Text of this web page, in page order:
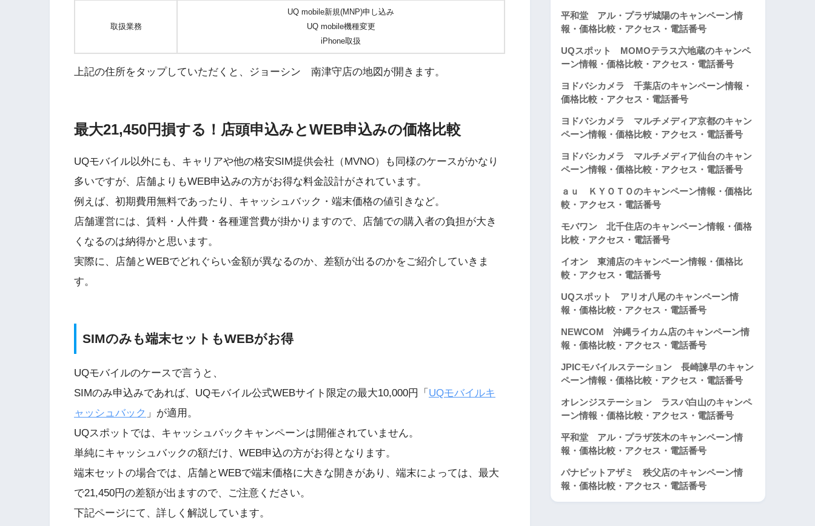
取扱業務
UQ mobile新規(MNP)申し込み
UQ mobile機種変更
iPhone取扱
上記の住所をタップしていただくと、ジョーシン 南津守店の地図が開きます。
最大21,450円損する！店頭申込みとWEB申込みの価格比較
UQモバイル以外にも、キャリアや他の格安SIM提供会社（MVNO）も同様のケースがかなり
多いですが、店舗よりもWEB申込みの方がお得な料金設計がされています。
例えば、初期費用無料であったり、キャッシュバック・端末価格の値引きなど。
店舗運営には、賃料・人件費・各種運営費が掛かりますので、店舗での購入者の負担が大き
くなるのは納得かと思います。
実際に、店舗とWEBでどれぐらい金額が異なるのか、差額が出るのかをご紹介していきま
す。
SIMのみも端末セットもWEBがお得
UQモバイルのケースで言うと、
SIMのみ申込みであれば、UQモバイル公式WEBサイト限定の最大10,000円「 UQモバイルキ
ャッシュバック 」が適用。
UQスポットでは、キャッシュバックキャンペーンは開催されていません。
単純にキャッシュバックの額だけ、WEB申込の方がお得となります。
端末セットの場合では、店舗とWEBで端末価格に大きな開きがあり、端末によっては、最大
で21,450円の差額が出ますので、ご注意ください。
下記ページにて、詳しく解説しています。
平和堂 アル・プラザ城陽のキャンペーン情
報・価格比較・アクセス・電話番号
UQスポット MOMOテラス六地蔵のキャンペ
ーン情報・価格比較・アクセス・電話番号
ヨドバシカメラ 千葉店のキャンペーン情報・
価格比較・アクセス・電話番号
ヨドバシカメラ マルチメディア京都のキャン
ペーン情報・価格比較・アクセス・電話番号
ヨドバシカメラ マルチメディア仙台のキャン
ペーン情報・価格比較・アクセス・電話番号
ａｕ ＫＹＯＴＯのキャンペーン情報・価格比
較・アクセス・電話番号
モバワン 北千住店のキャンペーン情報・価格
比較・アクセス・電話番号
イオン 東浦店のキャンペーン情報・価格比
較・アクセス・電話番号
UQスポット アリオ八尾のキャンペーン情
報・価格比較・アクセス・電話番号
NEWCOM 沖縄ライカム店のキャンペーン情
報・価格比較・アクセス・電話番号
JPICモバイルステーション 長崎諫早のキャン
ペーン情報・価格比較・アクセス・電話番号
オレンジステーション ラスパ白山のキャンペ
ーン情報・価格比較・アクセス・電話番号
平和堂 アル・プラザ茨木のキャンペーン情
報・価格比較・アクセス・電話番号
パナピットアザミ 秩父店のキャンペーン情
報・価格比較・アクセス・電話番号